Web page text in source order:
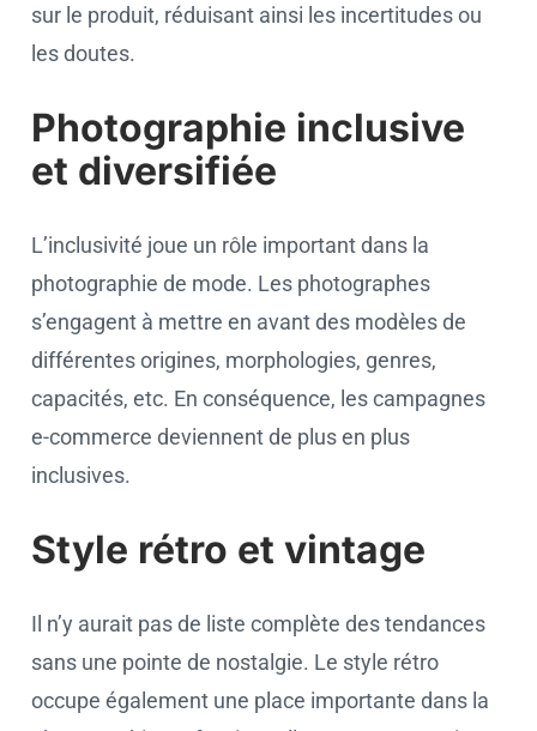
sur le produit, réduisant ainsi les incertitudes ou
les doutes.
Photographie inclusive
et diversifiée
L’inclusivité joue un rôle important dans la
photographie de mode. Les photographes
s’engagent à mettre en avant des modèles de
différentes origines, morphologies, genres,
capacités, etc. En conséquence, les campagnes
e-commerce deviennent de plus en plus
inclusives.
Style rétro et vintage
Il n’y aurait pas de liste complète des tendances
sans une pointe de nostalgie. Le style rétro
occupe également une place importante dans la